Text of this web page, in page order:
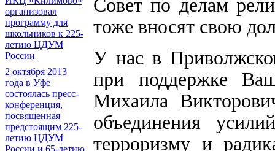
организовал
программу для
школьников к 225-
летию ЦДУМ
России
2 октября 2013
года в Уфе
состоялась пресс-
конференция,
посвященная
предстоящим 225-
летию ЦДУМ
России и 65-летию
Совет по делам
тоже вносят свою
У нас в
при поддержке
Михаила
объединения
терроризму и